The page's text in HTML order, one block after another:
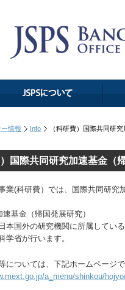
情報 Info （科研費）国際共同研
）国際共同研究加速基金（
業(科研費）では、国際共同研究
速基金（帰国発展研究）
本国外の研究機関に所属してい
学省が行います。
については、下記ホームページで
a_menu/shinkou/